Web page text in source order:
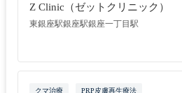
Z Clinic（ゼットクリニック）
東銀座駅銀座駅銀座一丁目駅
クマ治療 PRP皮膚再生療法